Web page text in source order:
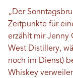
„Der
Zeitpunkte für
erzählt mir Jenny
West Distillery,
noch im Dienst)
Whiskey